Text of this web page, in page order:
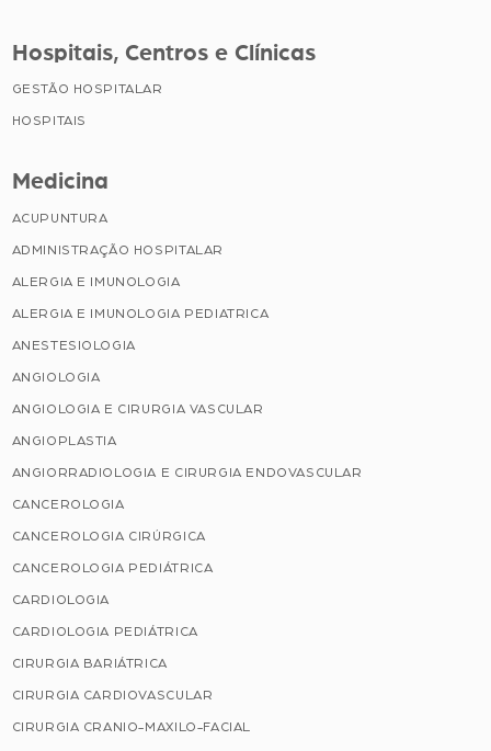
Hospitais, Centros e Clínicas
GESTÃO HOSPITALAR
HOSPITAIS
Medicina
ACUPUNTURA
ADMINISTRAÇÃO HOSPITALAR
ALERGIA E IMUNOLOGIA
ALERGIA E IMUNOLOGIA PEDIATRICA
ANESTESIOLOGIA
ANGIOLOGIA
ANGIOLOGIA E CIRURGIA VASCULAR
ANGIOPLASTIA
ANGIORRADIOLOGIA E CIRURGIA ENDOVASCULAR
CANCEROLOGIA
CANCEROLOGIA CIRÚRGICA
CANCEROLOGIA PEDIÁTRICA
CARDIOLOGIA
CARDIOLOGIA PEDIÁTRICA
CIRURGIA BARIÁTRICA
CIRURGIA CARDIOVASCULAR
CIRURGIA CRANIO-MAXILO-FACIAL